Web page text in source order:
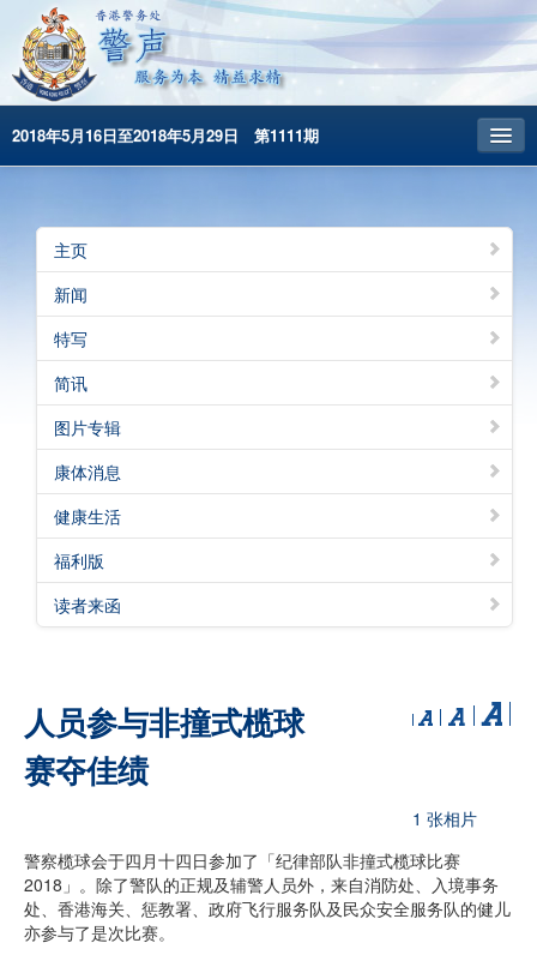
2018年5月16日至2018年5月29日 第1111期
昔日警声
警务处主页
繁體版
English
主页
新闻
特写
简讯
图片专辑
康体消息
健康生活
福利版
读者来函
人员参与非撞式榄球
赛夺佳绩
1 张相片
警察榄球会于四月十四日参加了「纪律部队非撞式榄球比赛
2018」。除了警队的正规及辅警人员外，来自消防处、入境事务
处、香港海关、惩教署、政府飞行服务队及民众安全服务队的健儿
亦参与了是次比赛。